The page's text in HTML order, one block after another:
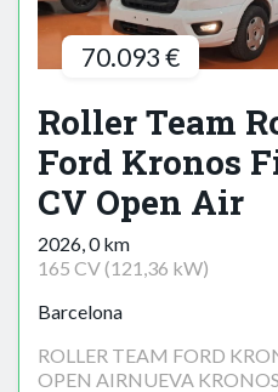
70.093 €
Roller Team
Ford Kronos
CV Open Air
2026, 0 km
165 CV (121,36 kW)
Barcelona
ROLLER TEAM FORD
OPEN AIRNUEVA